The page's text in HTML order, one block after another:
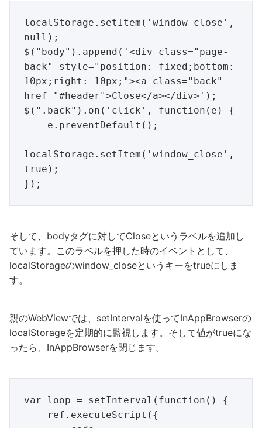
localStorage.setItem('window_close',
null);
$("body").append('<div class="page-
back" style="position: fixed;bottom:
10px;right: 10px;"><a class="back"
href="#header">Close</a></div>');
$(".back").on('click', function(e) {
localStorage.setItem('window_close',
true);
そして、bodyタグに対してCloseというラベルを追加し
ています。このラベルを押した時のイベントとして、
localStorageのwindow_closeというキーをtrueにしま
す。
親のWebViewでは、setIntervalを使ってInAppBrowserの
localStorageを定期的に監視します。そして値がtrueにな
ったら、InAppBrowserを閉じます。
var loop = setInterval(function() {